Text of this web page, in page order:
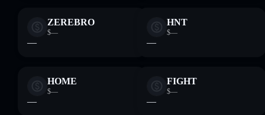
ZEREBRO
$—
—
HNT
$—
—
HOME
$—
—
FIGHT
$—
—